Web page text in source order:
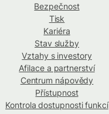
Bezpečnost
Tisk
Kariéra
Stav služby
Vztahy s investory
Afilace a partnerství
Centrum nápovědy
Přístupnost
Kontrola dostupnosti funkcí